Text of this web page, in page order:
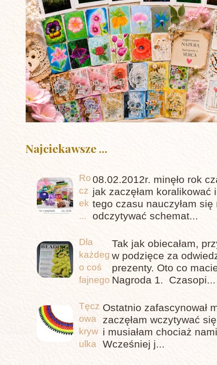
Najciekawsze ...
Ro
cz
ek
...
08.02.2012r. minęło rok
jak zaczęłam koralikować
tego czasu nauczyłam
odczytywać schemat...
Dla
każdeg
o coś
fajnego
Tak jak obiecałam,
w podzięce za
prezenty. Oto co
Nagroda 1. Czasopi...
Tęcz
owa
kryw
ulka
Ostatnio zafascynował
zaczęłam wczytywać
i musiałam chociaż
Wcześniej j...